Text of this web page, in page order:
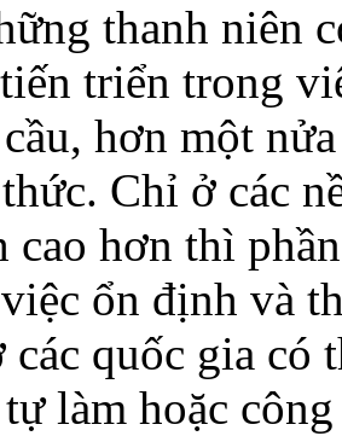
thanh niên
triển trong
hơn một
Chỉ ở các
cao hơn thì
ổn định và
các quốc gia có
làm hoặc